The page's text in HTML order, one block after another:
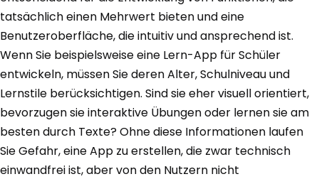
tatsächlich einen Mehrwert bieten und eine
Benutzeroberfläche, die intuitiv und ansprechend ist.
Wenn Sie beispielsweise eine Lern-App für Schüler
entwickeln, müssen Sie deren Alter, Schulniveau und
Lernstile berücksichtigen. Sind sie eher visuell orientiert,
bevorzugen sie interaktive Übungen oder lernen sie am
besten durch Texte? Ohne diese Informationen laufen
Sie Gefahr, eine App zu erstellen, die zwar technisch
einwandfrei ist, aber von den Nutzern nicht